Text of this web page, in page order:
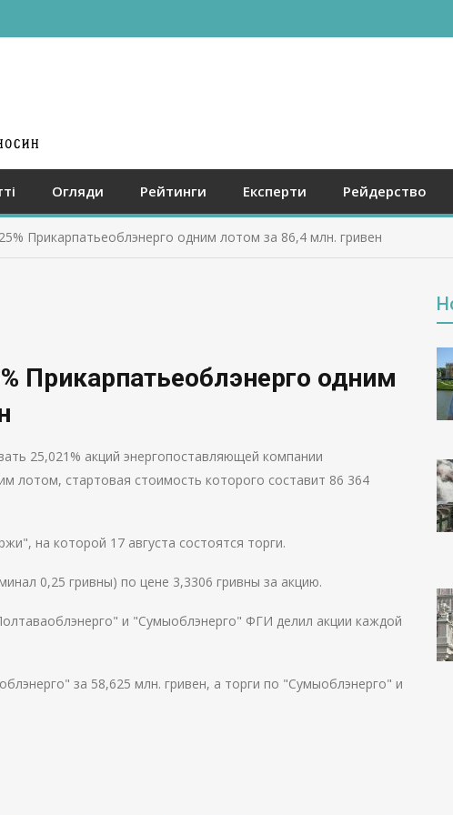
Огляди Рейтинги Експерти Рейдерство
Прикарпатьеоблэнерго одним лотом за 86,4 млн. гривен
Прикарпатьеоблэнерго одним
25,021% акций энергопоставляющей компании
лотом, стартовая стоимость которого составит 86 364
на которой 17 августа состоятся торги.
0,25 гривны) по цене 3,3306 гривны за акцию.
и "Сумыоблэнерго" ФГИ делил акции каждой
за 58,625 млн. гривен, а торги по "Сумыоблэнерго" и